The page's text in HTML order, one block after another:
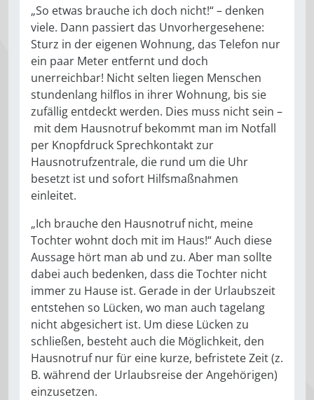
„So etwas brauche ich doch nicht!“ – denken
viele. Dann passiert das Unvorhergesehene:
Sturz in der eigenen Wohnung, das Telefon nur
ein paar Meter entfernt und doch
unerreichbar! Nicht selten liegen Menschen
stundenlang hilflos in ihrer Wohnung, bis sie
zufällig entdeckt werden. Dies muss nicht sein –
mit dem Hausnotruf bekommt man im Notfall
per Knopfdruck Sprechkontakt zur
Hausnotrufzentrale, die rund um die Uhr
besetzt ist und sofort Hilfsmaßnahmen
einleitet.
„Ich brauche den Hausnotruf nicht, meine
Tochter wohnt doch mit im Haus!“ Auch diese
Aussage hört man ab und zu. Aber man sollte
dabei auch bedenken, dass die Tochter nicht
immer zu Hause ist. Gerade in der Urlaubszeit
entstehen so Lücken, wo man auch tagelang
nicht abgesichert ist. Um diese Lücken zu
schließen, besteht auch die Möglichkeit, den
Hausnotruf nur für eine kurze, befristete Zeit (z.
B. während der Urlaubsreise der Angehörigen)
einzusetzen.